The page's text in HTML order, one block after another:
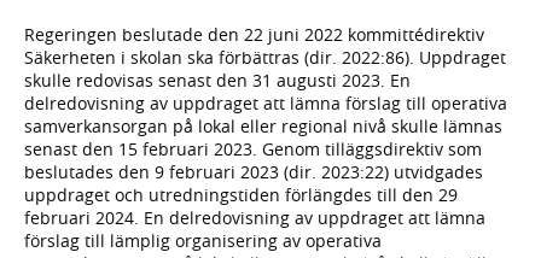
Regeringen beslutade den 22 juni 2022 kommittédirektiv
Säkerheten i skolan ska förbättras (dir. 2022:86). Uppdraget
skulle redovisas senast den 31 augusti 2023. En
delredovisning av uppdraget att lämna förslag till operativa
samverkansorgan på lokal eller regional nivå skulle lämnas
senast den 15 februari 2023. Genom tilläggsdirektiv som
beslutades den 9 februari 2023 (dir. 2023:22) utvidgades
uppdraget och utredningstiden förlängdes till den 29
februari 2024. En delredovisning av uppdraget att lämna
förslag till lämplig organisering av operativa